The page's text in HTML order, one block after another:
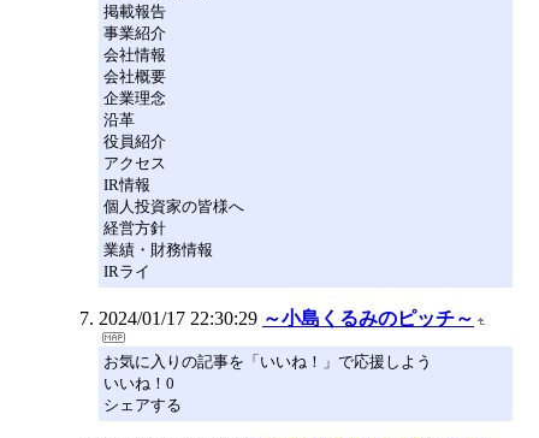
掲載報告
事業紹介
会社情報
会社概要
企業理念
沿革
役員紹介
アクセス
IR情報
個人投資家の皆様へ
経営方針
業績・財務情報
IRライ
2024/01/17 22:30:29 ～小島くるみのピッチ～
お気に入りの記事を「いいね！」で応援しよう
いいね！0
シェアする